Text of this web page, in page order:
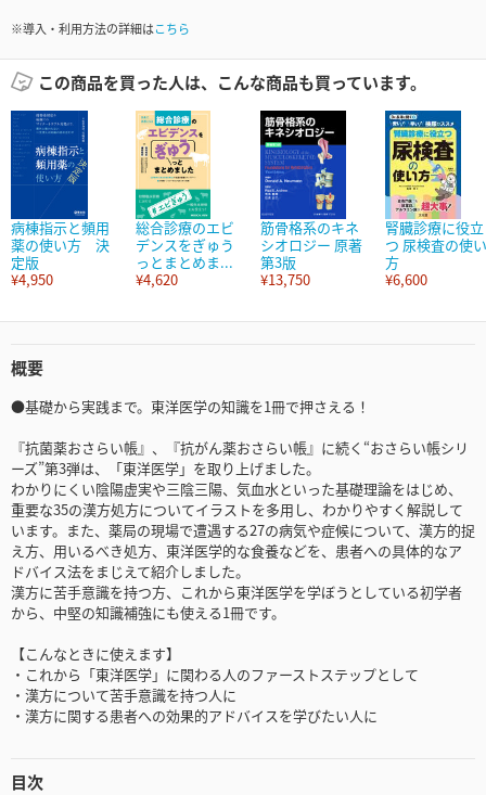
※導入・利用方法の詳細はこちら
この商品を買った人は、こんな商品も買っています。
病棟指示と頻用
薬の使い方 決
定版
¥4,950
総合診療のエビ
デンスをぎゅう
っとまとめま...
¥4,620
筋骨格系のキネ
シオロジー 原著
第3版
¥13,750
腎臓診療に役立
つ 尿検査の使い
方
¥6,600
概要
●基礎から実践まで。東洋医学の知識を1冊で押さえる！
『抗菌薬おさらい帳』、『抗がん薬おさらい帳』に続く“おさらい帳シリ
ーズ”第3弾は、「東洋医学」を取り上げました。
わかりにくい陰陽虚実や三陰三陽、気血水といった基礎理論をはじめ、
重要な35の漢方処方についてイラストを多用し、わかりやすく解説して
います。また、薬局の現場で遭遇する27の病気や症候について、漢方的捉
え方、用いるべき処方、東洋医学的な食養などを、患者への具体的なア
ドバイス法をまじえて紹介しました。
漢方に苦手意識を持つ方、これから東洋医学を学ぼうとしている初学者
から、中堅の知識補強にも使える1冊です。
【こんなときに使えます】
・これから「東洋医学」に関わる人のファーストステップとして
・漢方について苦手意識を持つ人に
・漢方に関する患者への効果的アドバイスを学びたい人に
目次